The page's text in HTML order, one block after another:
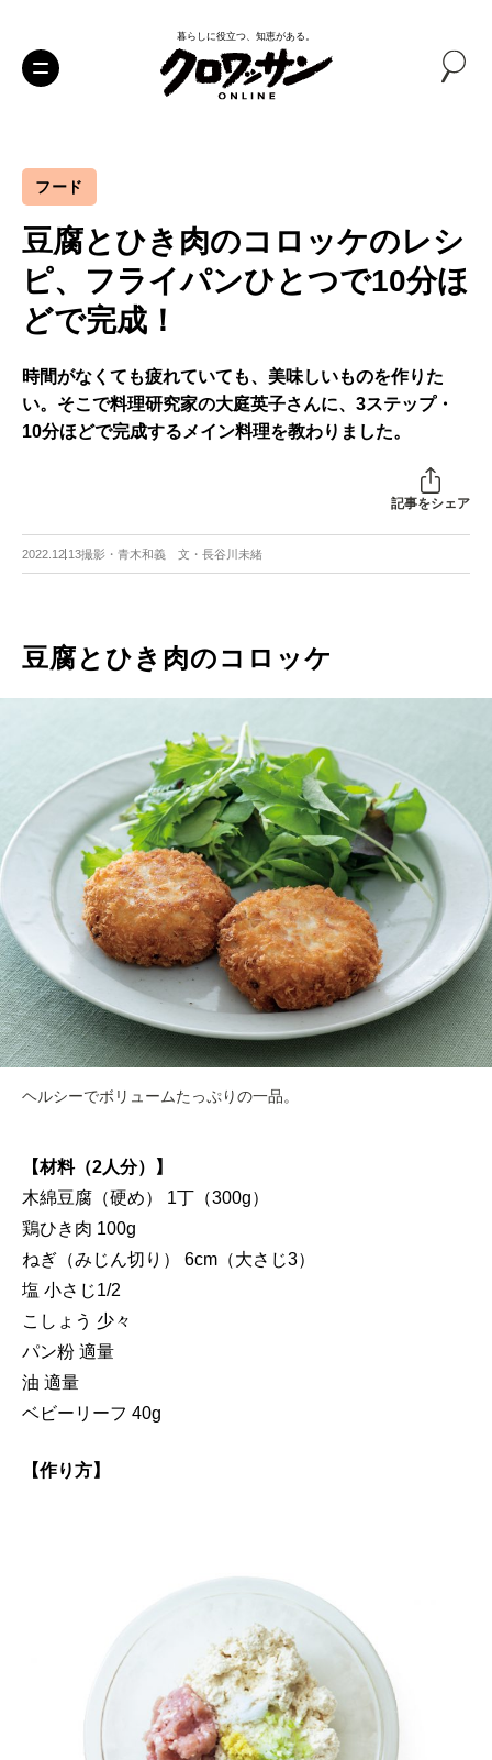
暮らしに役立つ、知恵がある。
フード
豆腐とひき肉のコロッケのレシ
ピ、フライパンひとつで10分ほ
どで完成！
時間がなくても疲れていても、美味しいものを作りた
い。そこで料理研究家の大庭英子さんに、3ステップ・
10分ほどで完成するメイン料理を教わりました。
記事をシェア
2022.12.13撮影・青木和義 文・長谷川未緒
豆腐とひき肉のコロッケ
ヘルシーでボリュームたっぷりの一品。
【材料（2人分）】
木綿豆腐（硬め） 1丁（300g）
鶏ひき肉 100g
ねぎ（みじん切り） 6cm（大さじ3）
塩 小さじ1/2
こしょう 少々
パン粉 適量
油 適量
ベビーリーフ 40g
【作り方】